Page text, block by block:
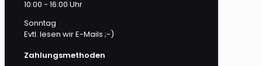
10:00 - 16:00 Uhr
Sonntag
Evtl. lesen wir E-Mails ;-)
Zahlungsmethoden